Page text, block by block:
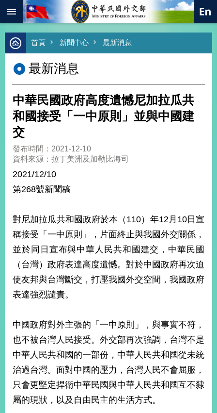
跳到主要內容區塊
進
階
尋
熱
總
合
外
交
值
經
濟
不
國
台
海
護
照
回
頁
網
站
關
首頁 新聞中心 最新消息
最新消息
中華民國政府高度遺憾尼加拉瓜共
和國接受「一中原則」並與中國建
交
發布時間：2021-12-10
資料來源：拉丁美洲及加勒比海司
2021/12/10
第268號新聞稿
對尼加拉瓜共和國政府於本（110）年12月10日宣
稱接受「一中原則」，片面終止與我國外交關係，
並於同日宣布與中華人民共和國建交，中華民國
（台灣）政府表達高度遺憾。對於中國政府再次迫
使友邦與台灣斷交，打壓我國外交空間，我國政府
表達強烈譴責。
中國政府對外主張的「一中原則」，與事實不符，
也不被台灣人民接受。外交部再次強調，台灣不是
中華人民共和國的一部份，中華人民共和國從未統
治過台灣。面對中國的壓力，台灣人民不會屈服，
只會更堅定捍衛中華民國與中華人民共和國互不隸
屬的現狀，以及自由民主的生活方式。